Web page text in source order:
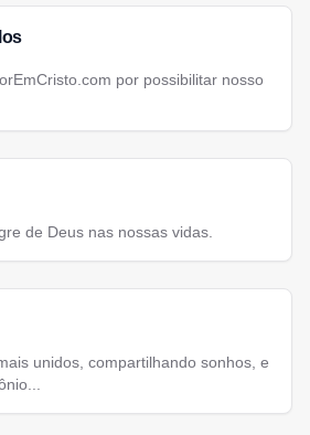
por possibilitar nosso
de Deus nas nossas vidas.
unidos, compartilhando sonhos, e